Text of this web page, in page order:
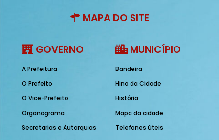
MAPA DO SITE
GOVERNO
A Prefeitura
O Prefeito
O Vice-Prefeito
Organograma
Secretarias e Autarquias
MUNICÍPIO
Bandeira
Hino da Cidade
História
Mapa da cidade
Telefones úteis